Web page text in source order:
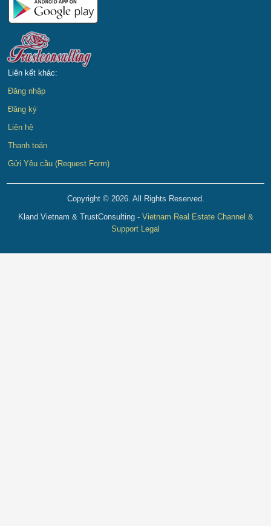
Liên kết khác:
Đăng nhập
Đăng ký
Liên hệ
Thanh toán
Gửi Yêu cầu (Request Form)
Copyright © 2026. All Rights Reserved.
Kland Vietnam & TrustConsulting - Vietnam Real Estate Channel &
Support Legal